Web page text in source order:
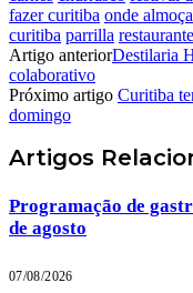
fazer curitiba onde
curitiba parrilla
Artigo anteriorDestilaria
colaborativo
Próximo artigo Curitiba
domingo
Artigos
Programação de
de agosto
07/08/2026